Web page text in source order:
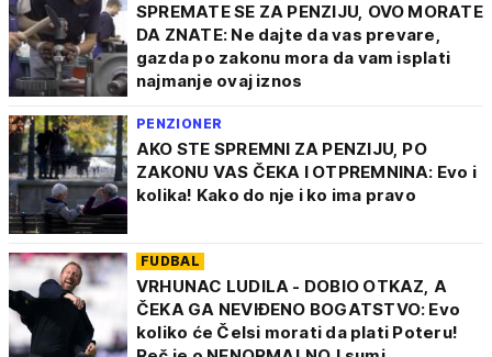
SPREMATE SE ZA PENZIJU, OVO MORATE
DA ZNATE: Ne dajte da vas prevare,
gazda po zakonu mora da vam isplati
najmanje ovaj iznos
PENZIONER
AKO STE SPREMNI ZA PENZIJU, PO
ZAKONU VAS ČEKA I OTPREMNINA: Evo i
kolika! Kako do nje i ko ima pravo
FUDBAL
VRHUNAC LUDILA - DOBIO OTKAZ, A
ČEKA GA NEVIĐENO BOGATSTVO: Evo
koliko će Čelsi morati da plati Poteru!